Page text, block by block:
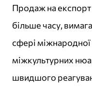
Продаж на експорт
більше часу,
сфері міжнародної
міжкультурних
швидшого